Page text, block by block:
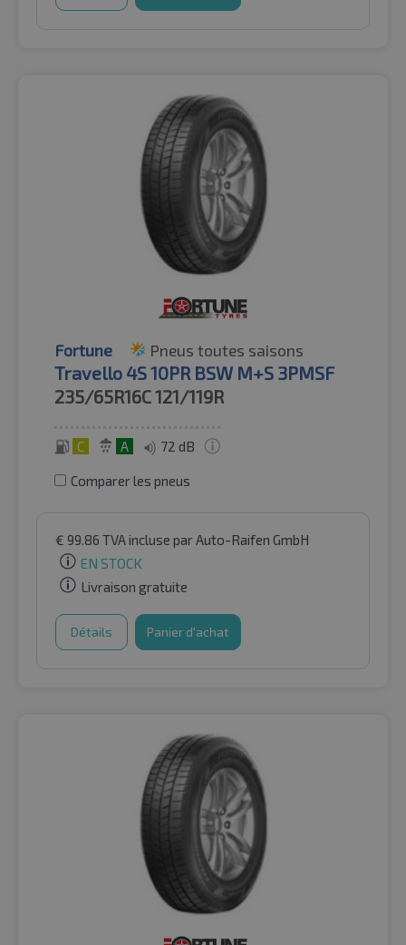
Fortune Pneus toutes saisons
Travello 4S 10PR BSW M+S 3PMSF
235/65R16C121/119R
C A 72 dB
Comparer les pneus
€ 99.86 TVA incluse par Auto-Raifen GmbH
EN STOCK
Livraison gratuite
Détails Panier d'achat